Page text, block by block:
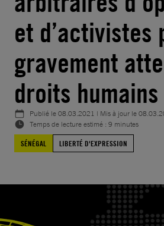
et d’activistes
gravement
droits humains
Publié le08.03.2021 | Mis à jour le
Temps de lecture estimé : 9 minutes
SÉNÉGAL
LIBERTÉ D'EXPRESSION